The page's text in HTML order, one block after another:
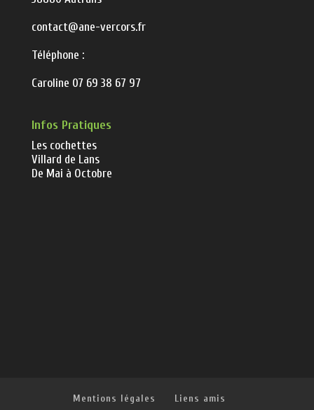
contact@ane-vercors.fr
Téléphone :
Caroline 07 69 38 67 97
Infos Pratiques
Les cochettes
Villard de Lans
De Mai à Octobre
Mentions légales Liens amis